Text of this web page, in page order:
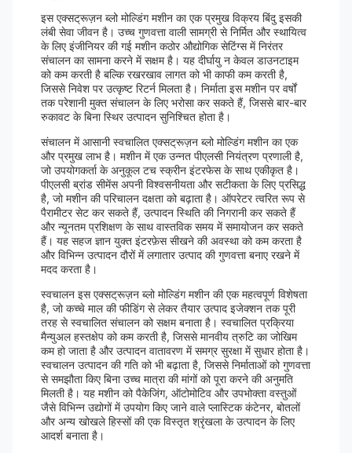
इस एक्सट्रूज़न ब्लो मोल्डिंग मशीन का एक प्रमुख विक्रय बिंदु इसकी
लंबी सेवा जीवन है। उच्च गुणवत्ता वाली सामग्री से निर्मित और स्थायित्व
के लिए इंजीनियर की गई मशीन कठोर औद्योगिक सेटिंग्स में निरंतर
संचालन का सामना करने में सक्षम है। यह दीर्घायु न केवल डाउनटाइम
को कम करती है बल्कि रखरखाव लागत को भी काफी कम करती है,
जिससे निवेश पर उत्कृष्ट रिटर्न मिलता है। निर्माता इस मशीन पर वर्षों
तक परेशानी मुक्त संचालन के लिए भरोसा कर सकते हैं, जिससे बार-बार
रुकावट के बिना स्थिर उत्पादन सुनिश्चित होता है।
संचालन में आसानी स्वचालित एक्सट्रूज़न ब्लो मोल्डिंग मशीन का एक
और प्रमुख लाभ है। मशीन में एक उन्नत पीएलसी नियंत्रण प्रणाली है,
जो उपयोगकर्ता के अनुकूल टच स्क्रीन इंटरफेस के साथ एकीकृत है।
पीएलसी ब्रांड सीमेंस अपनी विश्वसनीयता और सटीकता के लिए प्रसिद्ध
है, जो मशीन की परिचालन दक्षता को बढ़ाता है। ऑपरेटर त्वरित रूप से
पैरामीटर सेट कर सकते हैं, उत्पादन स्थिति की निगरानी कर सकते हैं
और न्यूनतम प्रशिक्षण के साथ वास्तविक समय में समायोजन कर सकते
हैं। यह सहज ज्ञान युक्त इंटरफ़ेस सीखने की अवस्था को कम करता है
और विभिन्न उत्पादन दौरों में लगातार उत्पाद की गुणवत्ता बनाए रखने में
मदद करता है।
स्वचालन इस एक्सट्रूज़न ब्लो मोल्डिंग मशीन की एक महत्वपूर्ण विशेषता
है, जो कच्चे माल की फीडिंग से लेकर तैयार उत्पाद इजेक्शन तक पूरी
तरह से स्वचालित संचालन को सक्षम बनाता है। स्वचालित प्रक्रिया
मैन्युअल हस्तक्षेप को कम करती है, जिससे मानवीय त्रुटि का जोखिम
कम हो जाता है और उत्पादन वातावरण में समग्र सुरक्षा में सुधार होता है।
स्वचालन उत्पादन की गति को भी बढ़ाता है, जिससे निर्माताओं को गुणवत्ता
से समझौता किए बिना उच्च मात्रा की मांगों को पूरा करने की अनुमति
मिलती है। यह मशीन को पैकेजिंग, ऑटोमोटिव और उपभोक्ता वस्तुओं
जैसे विभिन्न उद्योगों में उपयोग किए जाने वाले प्लास्टिक कंटेनर, बोतलों
और अन्य खोखले हिस्सों की एक विस्तृत श्रृंखला के उत्पादन के लिए
आदर्श बनाता है।